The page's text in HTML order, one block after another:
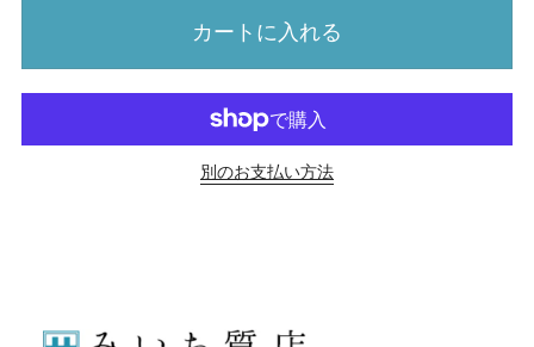
カートに入れる
別のお支払い方法